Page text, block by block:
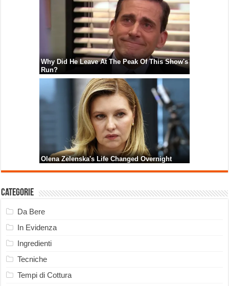
Categorie
Da Bere
In Evidenza
Ingredienti
Tecniche
Tempi di Cottura